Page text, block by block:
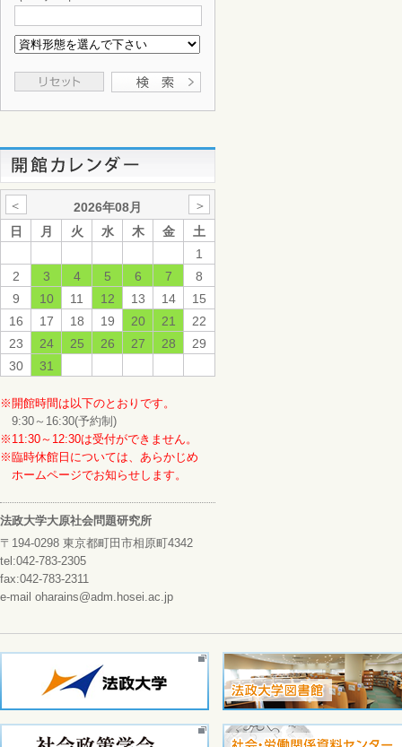
＜ 2026年08月
＞
日
月 火 水 木 金
土
1
2
3 4 5 6 7
8
9
10 11 12 13 14
15
16
17 18 19 20 21
22
23
24 25 26 27 28
29
30
31
※開館時間は以下のとおりです。
9:30～16:30(予約制)
※11:30～12:30は受付ができません。
※臨時休館日については、あらかじめ
ホームページでお知らせします。
法政大学大原社会問題研究所
〒194-0298 東京都町田市相原町4342
tel:042-783-2305
fax:042-783-2311
e-mail oharains@adm.hosei.ac.jp